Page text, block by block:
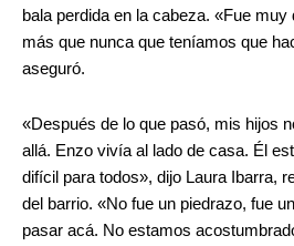
bala perdida en la cabeza. «Fue
más que nunca que teníamos que
aseguró.
«Después de lo que pasó, mis hijos
allá. Enzo vivía al lado de casa. Él
difícil para todos», dijo Laura Ibarra,
del barrio. «No fue un piedrazo, fue
pasar acá. No estamos